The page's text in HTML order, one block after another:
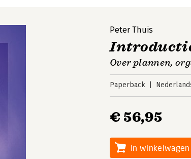
Peter Thuis
Over plannen,
Paperback
€ 56,95
In winkelwagen